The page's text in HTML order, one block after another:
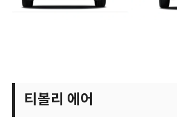
티볼리 에어